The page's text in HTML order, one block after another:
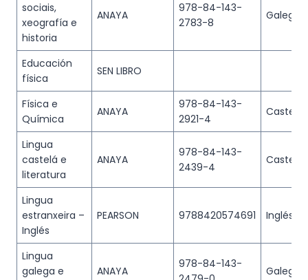
sociais,
xeografía e
historia
ANAYA
978-84-143-
2783-8
Galego
Educación
física
SEN LIBRO
Física e
Química
ANAYA
978-84-143-
2921-4
Lingua
castelá e
literatura
ANAYA
978-84-143-
2439-4
Lingua
estranxeira –
Inglés
PEARSON 9788420574691 Inglés
Lingua
galega e
ANAYA
978-84-143-
Galego